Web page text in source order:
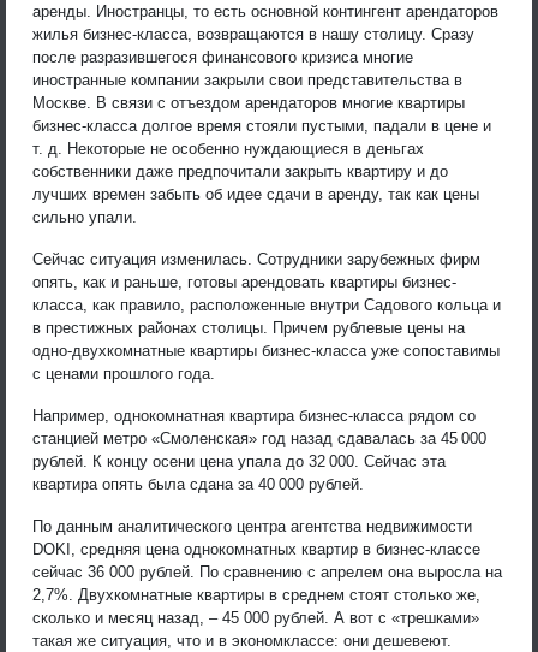
аренды. Иностранцы, то есть основной контингент арендаторов
жилья бизнес-класса, возвращаются в нашу столицу. Сразу
после разразившегося финансового кризиса многие
иностранные компании закрыли свои представительства в
Москве. В связи с отъездом арендаторов многие квартиры
бизнес-класса долгое время стояли пустыми, падали в цене и
т. д. Некоторые не особенно нуждающиеся в деньгах
собственники даже предпочитали закрыть квартиру и до
лучших времен забыть об идее сдачи в аренду, так как цены
сильно упали.
Сейчас ситуация изменилась. Сотрудники зарубежных фирм
опять, как и раньше, готовы арендовать квартиры бизнес-
класса, как правило, расположенные внутри Садового кольца и
в престижных районах столицы. Причем рублевые цены на
одно-двухкомнатные квартиры бизнес-класса уже сопоставимы
с ценами прошлого года.
Например, однокомнатная квартира бизнес-класса рядом со
станцией метро «Смоленская» год назад сдавалась за 45 000
рублей. К концу осени цена упала до 32 000. Сейчас эта
квартира опять была сдана за 40 000 рублей.
По данным аналитического центра агентства недвижимости
DOKI, средняя цена однокомнатных квартир в бизнес-классе
сейчас 36 000 рублей. По сравнению с апрелем она выросла на
2,7%. Двухкомнатные квартиры в среднем стоят столько же,
сколько и месяц назад, – 45 000 рублей. А вот с «трешками»
такая же ситуация, что и в экономклассе: они дешевеют.